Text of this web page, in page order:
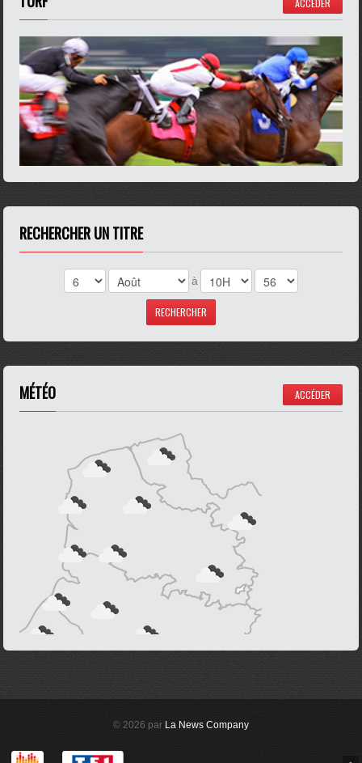
ACCÉDER
RECHERCHER UN TITRE
à
MÉTÉO ACCÉDER
© 2026 par La News Company